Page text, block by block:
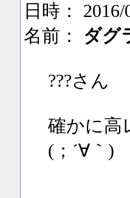
日時： 2016/
名前： ダグ
???さん
確かに高
(；´∀｀)